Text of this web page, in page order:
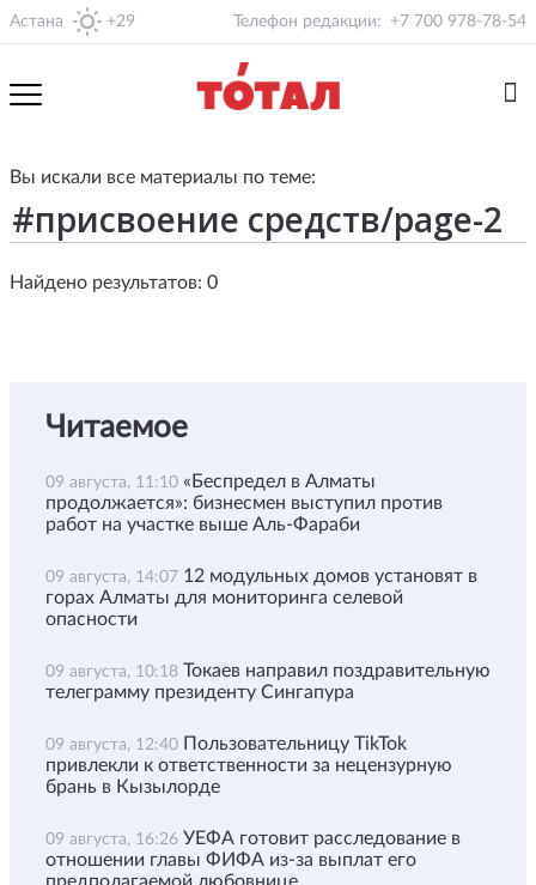
Астана +29 Телефон редакции: +7 700 978-78-54
Вы искали все материалы по теме:
Найдено результатов: 0
Читаемое
09 августа, 11:10 «Беспредел в Алматы
продолжается»: бизнесмен выступил против
работ на участке выше Аль-Фараби
09 августа, 14:07 12 модульных домов установят в
горах Алматы для мониторинга селевой
опасности
09 августа, 10:18 Токаев направил поздравительную
телеграмму президенту Сингапура
09 августа, 12:40 Пользовательницу TikTok
привлекли к ответственности за нецензурную
брань в Кызылорде
09 августа, 16:26 УЕФА готовит расследование в
отношении главы ФИФА из-за выплат его